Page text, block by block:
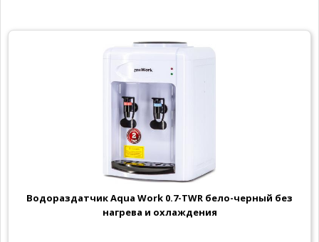
Водораздатчик Aqua Work 0.7-TWR бело-черный без
нагрева и охлаждения